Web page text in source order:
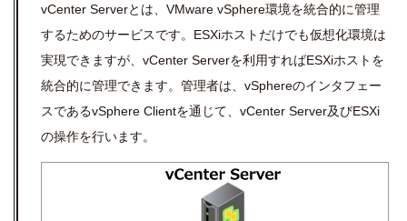
vCenter Serverとは、 VMware vSphere環境を統合的に管理
するためのサービスです。 ESXiホストだけでも仮想化環境は
実現できますが、 vCenter Serverを利用すればESXiホストを
統合的に管理できます。管理者は、 vSphereのインタフェー
スであるvSphere Clientを通じて、 vCenter Server及びESXi
の操作を行います。